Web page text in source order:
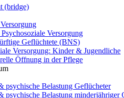
(bridge)
Versorgung
Geflüchtete (BNS)
Versorgung: Kinder & Jugendliche
Öffnung in der Pflege
psychische Belastung Geflücheter
psychische Belastung minderjähriger